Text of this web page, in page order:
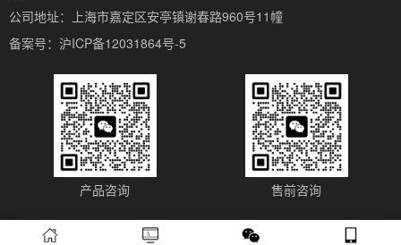
公司地址：上海市嘉定区安亭镇谢春路960号11幢
备案号：沪ICP备12031864号-5
产品咨询 售前咨询